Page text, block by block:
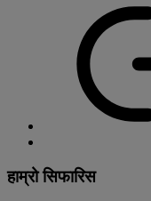
हाम्रो सिफारिस